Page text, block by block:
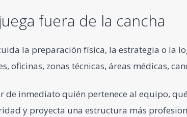
fuera de la cancha
la preparación física, la estrategia o la
oficinas, zonas técnicas, áreas médicas,
inmediato quién pertenece al equipo,
y proyecta una estructura más